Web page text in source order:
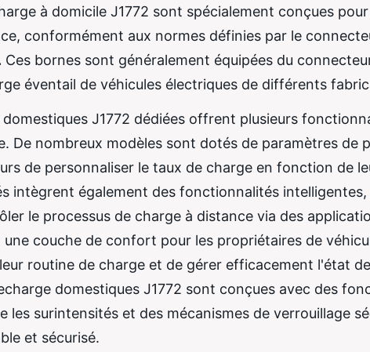
à domicile J1772 sont spécialement conçues
conformément aux normes définies par le
Ces bornes sont généralement équipées du
éventail de véhicules électriques de différents
J1772 dédiées offrent plusieurs
De nombreux modèles sont dotés de paramètres de
de personnaliser le taux de charge en fonction de
intègrent également des fonctionnalités
le processus de charge à distance via des
couche de confort pour les propriétaires de
routine de charge et de gérer efficacement l'état
domestiques J1772 sont conçues avec des
les surintensités et des mécanismes de verrouillage
et sécurisé.